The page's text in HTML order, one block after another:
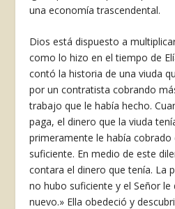
una econo­mía trascendental.
Dios está dispuesto a
como lo hizo en el tiempo de
contó la historia de una viuda
por un contratista cobrando
trabajo que le había hecho.
paga, el dine­ro que la viuda
primera­mente le había
suficiente. En medio de este
contara el dinero que tenía. La
no hubo suficiente y el Señor le
nuevo.» Ella obedeció y